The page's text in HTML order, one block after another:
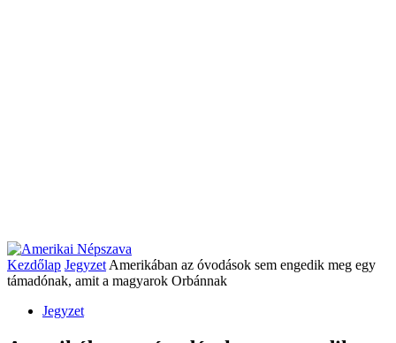
Kezdőlap Jegyzet Amerikában az óvodások sem engedik meg egy
támadónak, amit a magyarok Orbánnak
Jegyzet